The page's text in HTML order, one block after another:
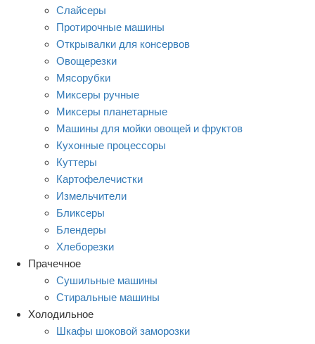
Слайсеры
Протирочные машины
Открывалки для консервов
Овощерезки
Мясорубки
Миксеры ручные
Миксеры планетарные
Машины для мойки овощей и фруктов
Кухонные процессоры
Куттеры
Картофелечистки
Измельчители
Бликсеры
Блендеры
Хлеборезки
Прачечное
Сушильные машины
Стиральные машины
Холодильное
Шкафы шоковой заморозки